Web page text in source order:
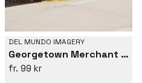
DEL MUNDO IMAGERY
Georgetown Merchant Tailor
99 kr